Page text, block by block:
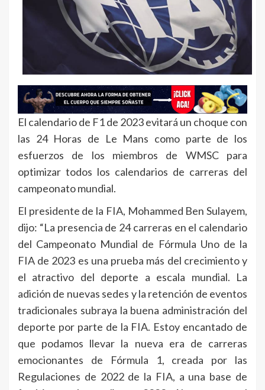
El calendario de F1 de 2023 evitará un choque con
las 24 Horas de Le Mans como parte de los
esfuerzos de los miembros de WMSC para
optimizar todos los calendarios de carreras del
campeonato mundial.
El presidente de la FIA, Mohammed Ben Sulayem,
dijo: “La presencia de 24 carreras en el calendario
del Campeonato Mundial de Fórmula Uno de la
FIA de 2023 es una prueba más del crecimiento y
el atractivo del deporte a escala mundial. La
adición de nuevas sedes y la retención de eventos
tradicionales subraya la buena administración del
deporte por parte de la FIA. Estoy encantado de
que podamos llevar la nueva era de carreras
emocionantes de Fórmula 1, creada por las
Regulaciones de 2022 de la FIA, a una base de